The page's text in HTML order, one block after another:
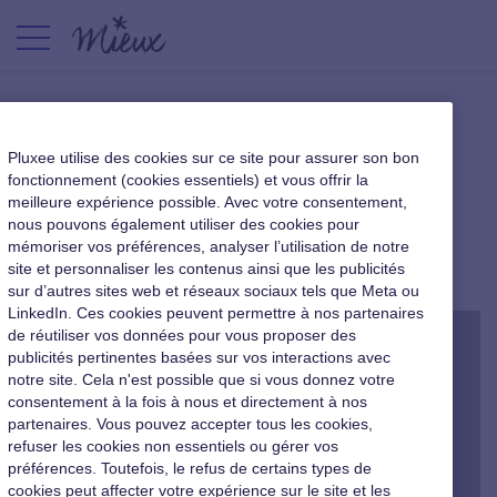
3QA – Christophe Monniot :
« Le coach est un regard
extérieur compétent »
|25 mai 2017
Pluxee utilise des cookies sur ce site pour assurer son bon
fonctionnement (cookies essentiels) et vous offrir la
meilleure expérience possible. Avec votre consentement,
nous pouvons également utiliser des cookies pour
mémoriser vos préférences, analyser l’utilisation de notre
site et personnaliser les contenus ainsi que les publicités
sur d’autres sites web et réseaux sociaux tels que Meta ou
LinkedIn. Ces cookies peuvent permettre à nos partenaires
de réutiliser vos données pour vous proposer des
publicités pertinentes basées sur vos interactions avec
notre site. Cela n'est possible que si vous donnez votre
consentement à la fois à nous et directement à nos
partenaires. Vous pouvez accepter tous les cookies,
refuser les cookies non essentiels ou gérer vos
préférences. Toutefois, le refus de certains types de
cookies peut affecter votre expérience sur le site et les